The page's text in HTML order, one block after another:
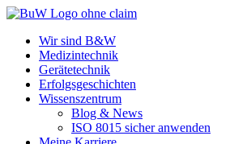
Wir sind B&W
Medizintechnik
Gerätetechnik
Erfolgsgeschichten
Wissenszentrum
Blog & News
ISO 8015 sicher anwenden